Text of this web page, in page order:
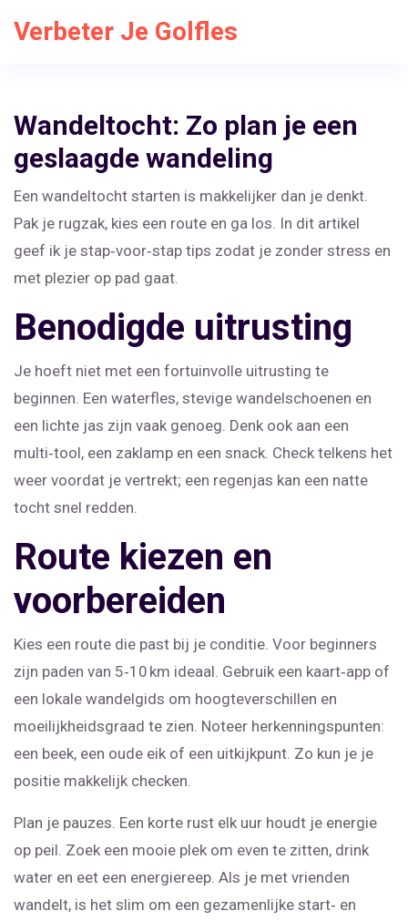
Verbeter Je Golfles
Wandeltocht: Zo plan je een
geslaagde wandeling
Een wandeltocht starten is makkelijker dan je denkt.
Pak je rugzak, kies een route en ga los. In dit artikel
geef ik je stap‑voor‑stap tips zodat je zonder stress en
met plezier op pad gaat.
Benodigde uitrusting
Je hoeft niet met een fortuinvolle uitrusting te
beginnen. Een waterfles, stevige wandelschoenen en
een lichte jas zijn vaak genoeg. Denk ook aan een
multi‑tool, een zaklamp en een snack. Check telkens het
weer voordat je vertrekt; een regenjas kan een natte
tocht snel redden.
Route kiezen en
voorbereiden
Kies een route die past bij je conditie. Voor beginners
zijn paden van 5‑10 km ideaal. Gebruik een kaart‑app of
een lokale wandelgids om hoogteverschillen en
moeilijkheidsgraad te zien. Noteer herkenningspunten:
een beek, een oude eik of een uitkijkpunt. Zo kun je je
positie makkelijk checken.
Plan je pauzes. Een korte rust elk uur houdt je energie
op peil. Zoek een mooie plek om even te zitten, drink
water en eet een energiereep. Als je met vrienden
wandelt, is het slim om een gezamenlijke start‑ en